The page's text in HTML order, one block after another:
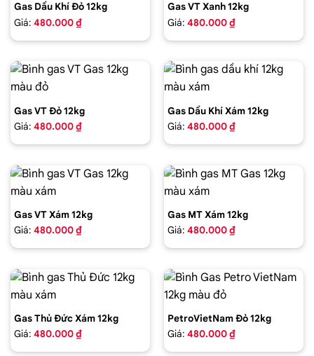
Gas Dầu Khí Đỏ 12kg
Giá: 480.000 ₫
Gas VT Xanh 12kg
Giá: 480.000 ₫
Gas VT Đỏ 12kg
Giá: 480.000 ₫
Gas Dầu Khí Xám 12kg
Giá: 480.000 ₫
Gas VT Xám 12kg
Giá: 480.000 ₫
Gas MT Xám 12kg
Giá: 480.000 ₫
Gas Thủ Đức Xám 12kg
Giá: 480.000 ₫
PetroVietNam Đỏ 12kg
Giá: 480.000 ₫